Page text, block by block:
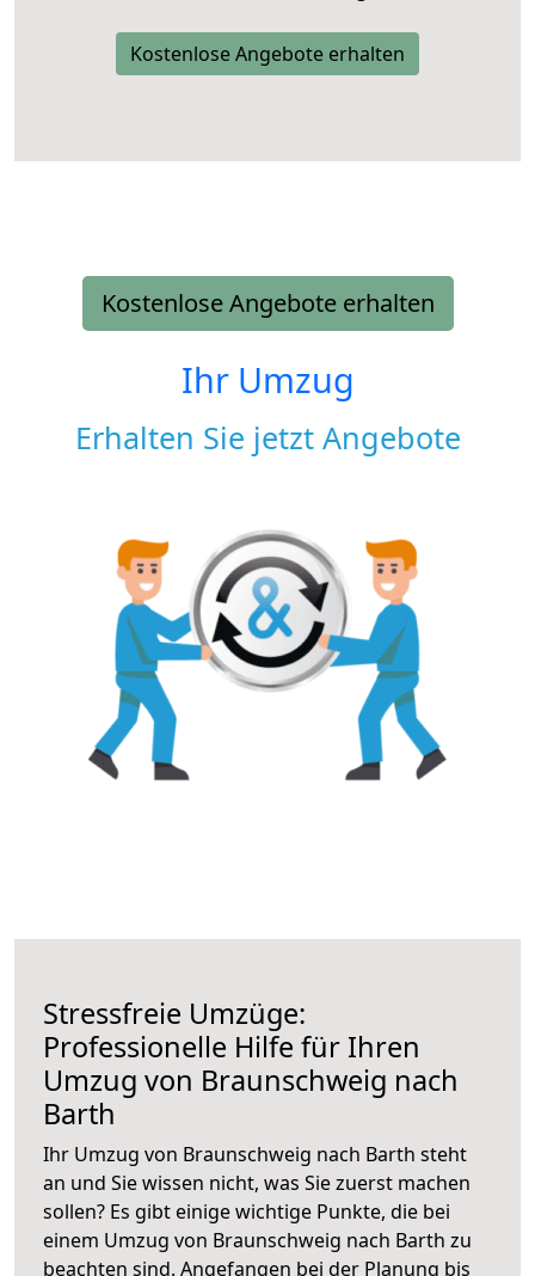
Kostenlose Angebote erhalten
Kostenlose Angebote erhalten
Ihr Umzug
Erhalten Sie jetzt Angebote
Stressfreie Umzüge:
Professionelle Hilfe für Ihren
Umzug von Braunschweig nach
Barth
Ihr Umzug von Braunschweig nach Barth steht
an und Sie wissen nicht, was Sie zuerst machen
sollen? Es gibt einige wichtige Punkte, die bei
einem Umzug von Braunschweig nach Barth zu
beachten sind. Angefangen bei der Planung bis